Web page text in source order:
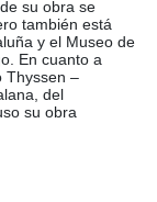
su obra se
también está
y el Museo de
En cuanto a
Thyssen –
del
su obra